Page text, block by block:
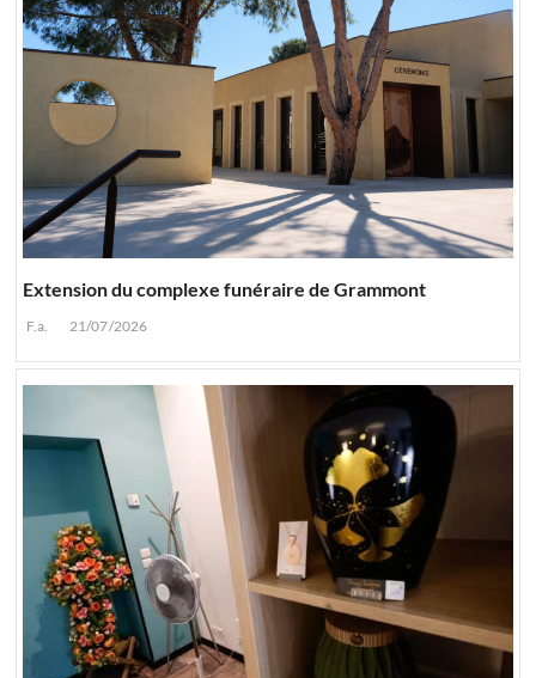
Extension du complexe funéraire de Grammont
F.a. 21/07/2026